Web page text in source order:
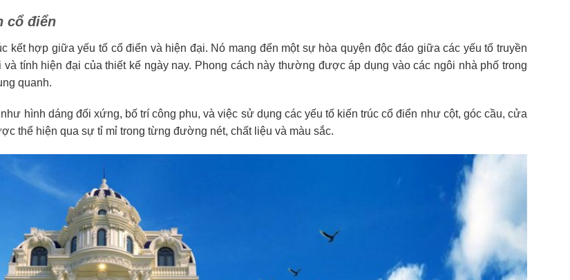
cổ điển
kết hợp giữa yếu tố cổ điển và hiện đại. Nó mang đến một sự hòa quyện độc đáo giữa các yếu tố truyền
tính hiện đại của thiết kế ngày nay. Phong cách này thường được áp dụng vào các ngôi nhà phố trong
quanh.
hình dáng đối xứng, bố trí công phu, và việc sử dụng các yếu tố kiến trúc cổ điển như cột, góc cầu, cửa
thể hiện qua sự tỉ mỉ trong từng đường nét, chất liệu và màu sắc.